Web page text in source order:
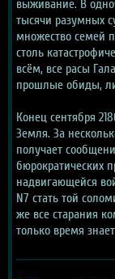
выживание. В
тысячи разумных
множество семей
столь
всём, все расы
прошлые обиды,
Конец сентября
Земля. За
получает
бюрократических
надвигающейся
N7 стать той
же все старания
только время